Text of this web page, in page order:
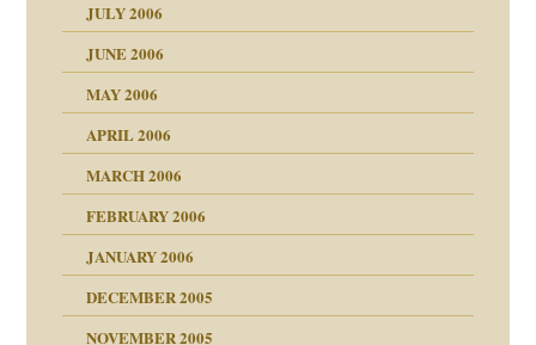
JULY 2006
JUNE 2006
MAY 2006
APRIL 2006
MARCH 2006
FEBRUARY 2006
JANUARY 2006
DECEMBER 2005
NOVEMBER 2005